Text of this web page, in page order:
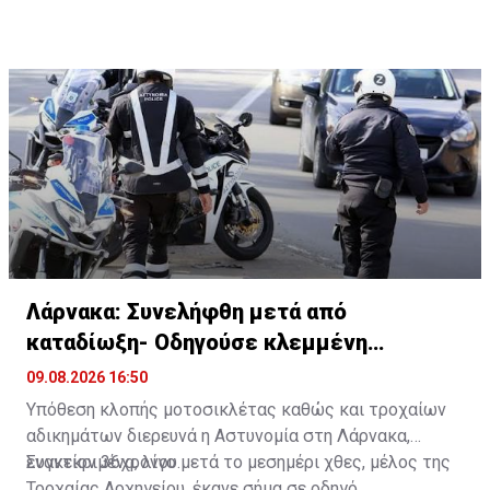
Λάρνακα: Συνελήφθη μετά από
καταδίωξη- Οδηγούσε κλεμμένη
μοτοσικλέτα
09.08.2026 16:50
Υπόθεση κλοπής μοτοσικλέτας καθώς και τροχαίων
αδικημάτων διερευνά η Αστυνομία στη Λάρνακα,
εναντίον 36χρονου.
Συγκεκριμένα, λίγο μετά το μεσημέρι χθες, μέλος της